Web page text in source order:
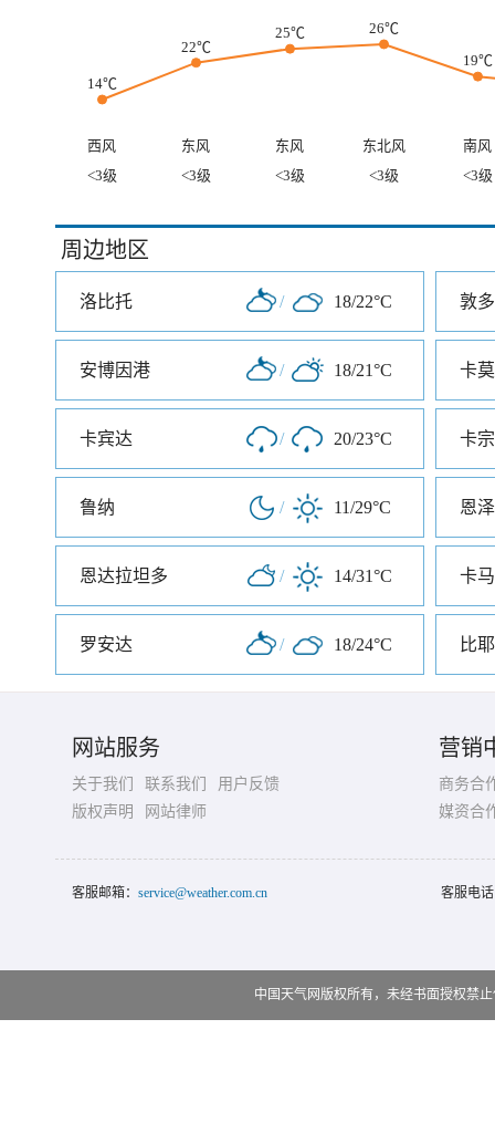
14℃
22℃
25℃
26℃
19℃
西风 东风 东风 东北风
南风
<3级
<3级 <3级 <3级 <3级
周边地区
洛比托 / 18/22°C 敦多
安博因港 / 18/21°C 卡
卡宾达 / 20/23°C 卡
鲁纳 / 11/29°C 恩
恩达拉坦多 / 14/31°C 卡
罗安达 / 18/24°C 比耶
网站服务
关于我们 联系我们
用户反馈
版权声明
网站律师
营销
商务合
媒资合
客服邮箱： service@weather.com.cn 客服电
中国天气网版权所有，未经书面授权